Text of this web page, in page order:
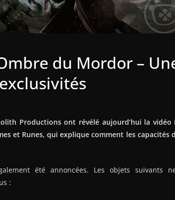
du Mordor –
Productions ont révélé aujourd’hui la vidéo
et Runes, qui explique comment les capacités
été annoncées. Les objets suivants
: